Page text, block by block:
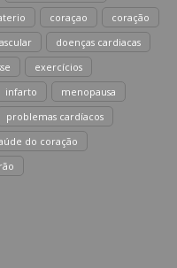
coraçao
coração
doenças cardiacas
exercícios
infarto
menopausa
problemas cardíacos
do coração